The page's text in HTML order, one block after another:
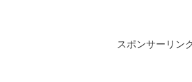
スポンサーリン